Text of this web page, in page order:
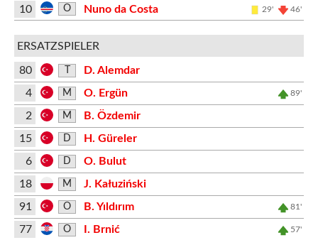
10
O Nuno da Costa 29' 46'
ERSATZSPIELER
80
D. Alemdar
4
M O. Ergün 89'
2 M
B. Özdemir
15
D
H. Güreler
6
D
O. Bulut
18
M
J. Kałuziński
91
O B. Yıldırım 81'
77 O I. Brnić 57'